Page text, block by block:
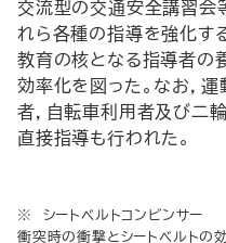
交流型の交通安全講習会
れら各種の指導を強化す
教育の核となる指導者の
効率化を図った。なお，
者，自転車利用者及び二
直接指導も行われた。
※ シートベルトコンビンサー
衝突時の衝撃とシートベルトの